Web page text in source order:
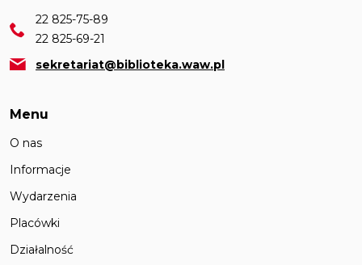
22 825-75-89
22 825-69-21
sekretariat@biblioteka.waw.pl
Menu
O nas
Informacje
Wydarzenia
Placówki
Działalność